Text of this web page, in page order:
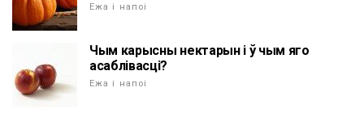
Ежа і напоі
Чым карысны нектарын і ў чым яго
асаблівасці?
Ежа і напоі